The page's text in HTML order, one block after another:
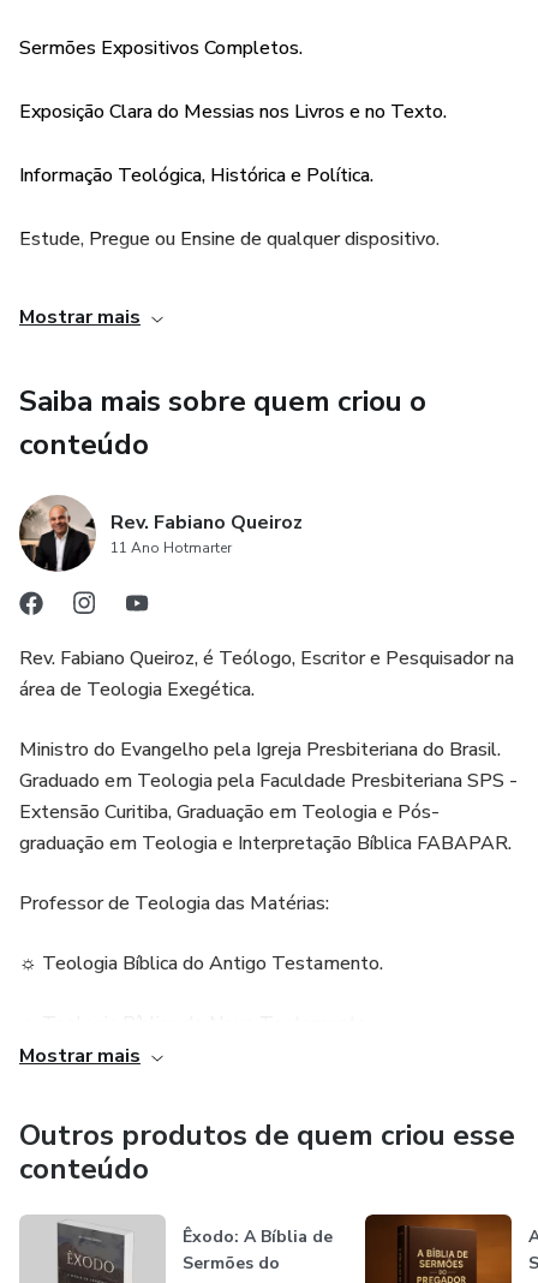
objetivo, mensagem central, narrativa, exegese, citação e
prática da fé
☼ Estrutura Clara e Didática para a Pregação de Sermões
☼ Exegese bíblica com Interpretação fiel e cuidadosa do
☼ Citações esclarecedoras de Escritores, Filósofos,
Pregadores e Teólogos.
🎯 Como você pode utilizar este Livro de Sermões:
☼ Manual de Teologia Bíblica de 1 Samuel
☼ Manual de Estudo Bíblico Profundo de 1 Samuel
☼ Ferramenta de Ensino Para Escolas Bíblicas e
Discipulado
☼ Base Para Séries de Sermões ou Grupos de Estudo
☼ Treinamento e Formação de Líderes em oficinas de
Sermões Expositivos Completos.
Exposição Clara do Messias nos Livros e no Texto.
Informação Teológica, Histórica e Política.
Estude, Pregue ou Ensine de qualquer dispositivo.
Mostrar mais
Saiba mais sobre quem criou o
conteúdo
Rev. Fabiano Queiroz
11 Ano Hotmarter
Rev. Fabiano Queiroz, é Teólogo, Escritor e Pesquisador na
área de Teologia Exegética.
Ministro do Evangelho pela Igreja Presbiteriana do Brasil.
Graduado em Teologia pela Faculdade Presbiteriana SPS -
Extensão Curitiba, Graduação em Teologia e Pós-
graduação em Teologia e Interpretação Bíblica FABAPAR.
Professor de Teologia das Matérias:
☼ Teologia Bíblica do Antigo Testamento.
☼ Religiões Comparadas
Artigos Publicados:
Mostrar mais
Outros produtos de quem criou esse
conteúdo
Êxodo: A Bíblia de
Sermões do